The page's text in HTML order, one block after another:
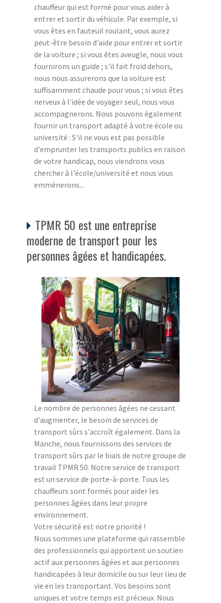
chauffeur qui est formé pour vous aider à
entrer et sortir du véhicule. Par exemple, si
vous êtes en fauteuil roulant, vous aurez
peut-être besoin d'aide pour entrer et sortir
de la voiture ; si vous êtes aveugle, nous vous
fournirons un guide ; s'il fait froid dehors,
nous nous assurerons que la voiture est
suffisamment chaude pour vous ; si vous êtes
nerveux à l'idée de voyager seul, nous vous
accompagnerons. Nous pouvons également
fournir un transport adapté à votre école ou
université : S'il ne vous est pas possible
d'emprunter les transports publics en raison
de votre handicap, nous viendrons vous
chercher à l'école/université et nous vous
emmènerons...
TPMR 50 est une entreprise
moderne de transport pour les
personnes âgées et handicapées.
Le nombre de personnes âgées ne cessant
d'augmenter, le besoin de services de
transport sûrs s'accroît également. Dans la
Manche, nous fournissons des services de
transport sûrs par le biais de notre groupe de
travail TPMR 50. Notre service de transport
est un service de porte-à-porte. Tous les
chauffeurs sont formés pour aider les
personnes âgées dans leur propre
environnement.
Votre sécurité est notre priorité !
Nous sommes une plateforme qui rassemble
des professionnels qui apportent un soutien
actif aux personnes âgées et aux personnes
handicapées à leur domicile ou sur leur lieu de
vie en les transportant. Vos besoins sont
uniques et votre temps est précieux. Nous